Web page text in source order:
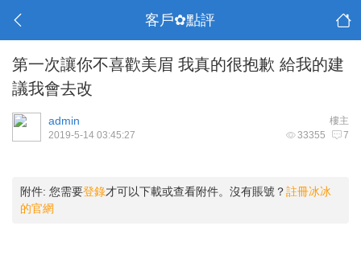
客戶✿點評
第一次讓你不喜歡美眉 我真的很抱歉 給我的建
議我會去改
樓主
admin
33355 7
2019-5-14 03:45:27
附件: 您需要登錄才可以下載或查看附件。沒有賬號？註冊冰冰
的官網